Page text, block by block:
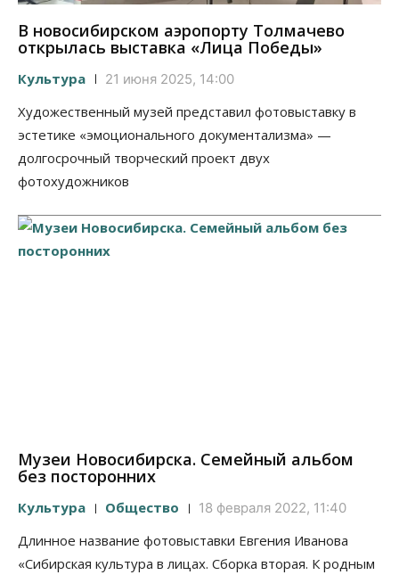
В новосибирском аэропорту Толмачево
открылась выставка «Лица Победы»
Культура 21 июня 2025, 14:00
Художественный музей представил фотовыставку в
эстетике «эмоционального документализма» —
долгосрочный творческий проект двух
фотохудожников
Музеи Новосибирска. Семейный альбом
без посторонних
Культура Общество 18 февраля 2022, 11:40
Длинное название фотовыставки Евгения Иванова
«Сибирская культура в лицах. Сборка вторая. К родным